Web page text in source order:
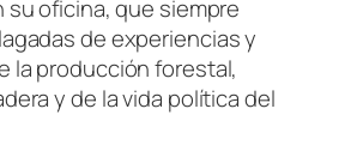
oficina, que siempre
de experiencias y
la producción forestal,
y de la vida política del